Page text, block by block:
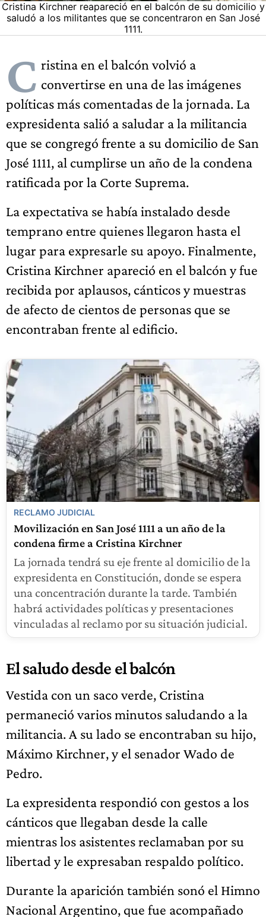
Cristina Kirchner reapareció en el balcón de su domicilio y
saludó a los militantes que se concentraron en San José
1111.
C ristina en el balcón volvió a
convertirse en una de las imágenes
políticas más comentadas de la jornada. La
expresidenta salió a saludar a la militancia
que se congregó frente a su domicilio de San
José 1111, al cumplirse un año de la condena
ratificada por la Corte Suprema.
La expectativa se había instalado desde
temprano entre quienes llegaron hasta el
lugar para expresarle su apoyo. Finalmente,
Cristina Kirchner apareció en el balcón y fue
recibida por aplausos, cánticos y muestras
de afecto de cientos de personas que se
encontraban frente al edificio.
RECLAMO JUDICIAL
Movilización en San José 1111 a un año de la
condena firme a Cristina Kirchner
La jornada tendrá su eje frente al domicilio de la
expresidenta en Constitución, donde se espera
una concentración durante la tarde. También
habrá actividades políticas y presentaciones
vinculadas al reclamo por su situación judicial.
El saludo desde el balcón
Vestida con un saco verde, Cristina
permaneció varios minutos saludando a la
militancia. A su lado se encontraban su hijo,
Máximo Kirchner, y el senador Wado de
Pedro.
La expresidenta respondió con gestos a los
cánticos que llegaban desde la calle
mientras los asistentes reclamaban por su
libertad y le expresaban respaldo político.
Durante la aparición también sonó el Himno
Nacional Argentino, que fue acompañado